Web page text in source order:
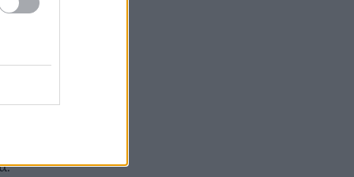
του οποίου
Η
δύο